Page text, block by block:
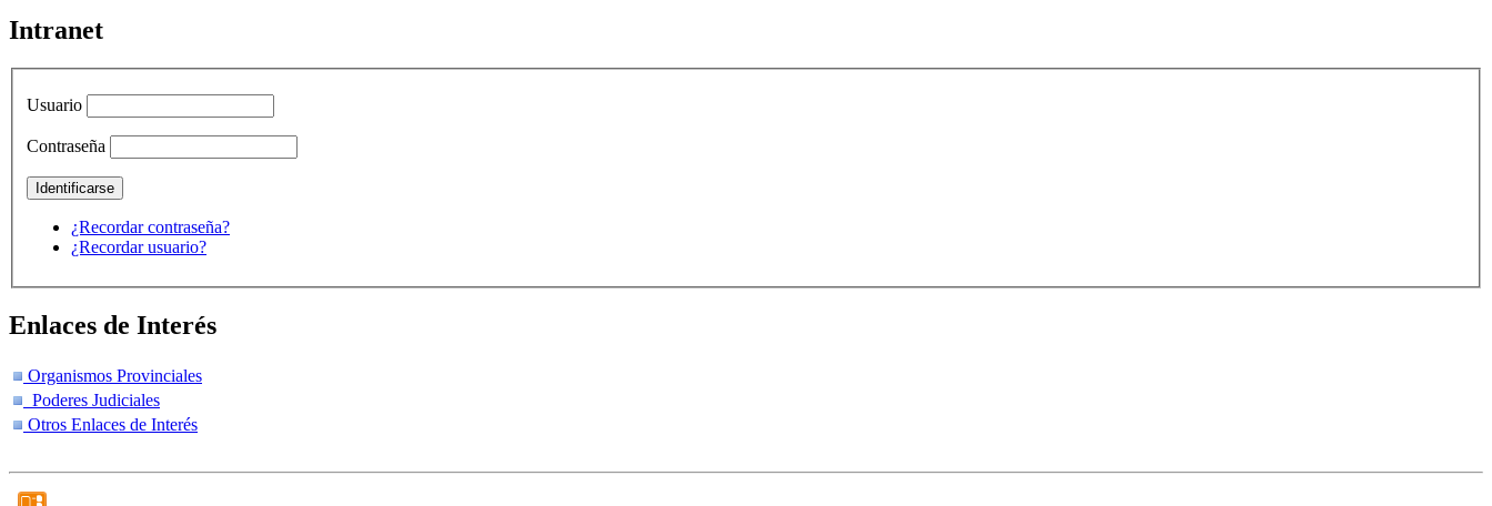
Intranet
Usuario
Contraseña
¿Recordar contraseña?
¿Recordar usuario?
Enlaces de Interés
Organismos Provinciales
Poderes Judiciales
Otros Enlaces de Interés